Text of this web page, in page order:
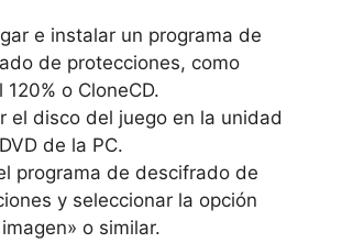
e instalar‍ un programa de
de‌ protecciones, como
120% o ‍CloneCD.
el‌ disco del juego en la unidad
de la⁤ PC.
programa de descifrado de
y​ seleccionar la opción
o similar.